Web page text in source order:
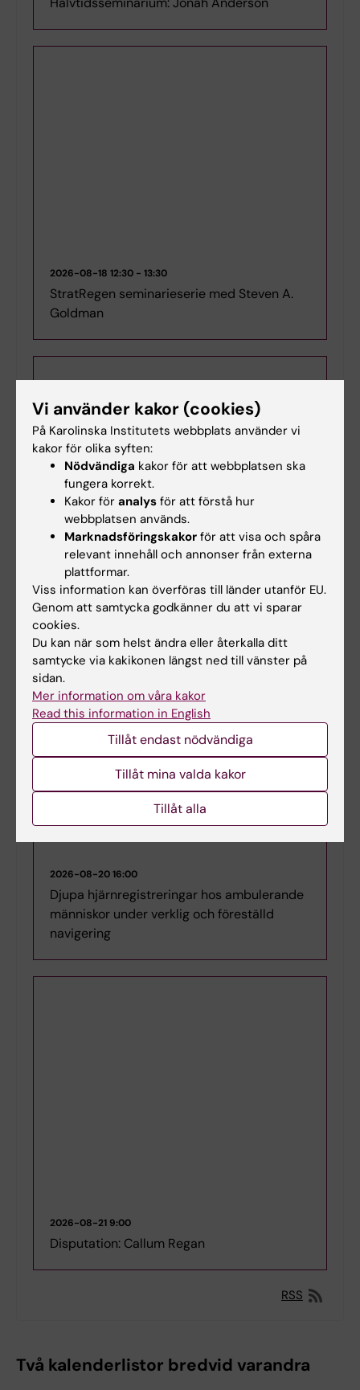
2026-08-18 12:30 - 13:30
StratRegen seminarieserie med Steven A.
Goldman
2026-08-2013:00 - 15:00
Halvtidsseminarium: Abdulwahab Iman
2026-08-2016:00
Djupa hjärnregistreringar hos ambulerande
människor under verklig och föreställd
navigering
2026-08-21 9:00
Disputation: Callum Regan
RSS
Två kalenderlistor bredvid varandra
Vi använder kakor (cookies)
På Karolinska Institutets webbplats använder vi
kakor för olika syften:
Nödvändiga kakor för att webbplatsen ska
fungera korrekt.
Kakor för analys för att förstå hur
webbplatsen används.
Marknadsföringskakor för att visa och spåra
relevant innehåll och annonser från externa
plattformar.
Viss information kan överföras till länder utanför EU.
Genom att samtycka godkänner du att vi sparar
cookies.
Du kan när som helst ändra eller återkalla ditt
samtycke via kakikonen längst ned till vänster på
sidan.
Mer information om våra kakor
Read this information in English
Tillåt endast nödvändiga
Tillåt mina valda kakor
Tillåt alla